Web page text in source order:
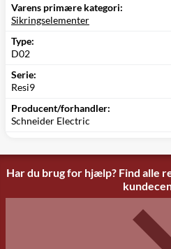
Varens primære kategori:
Sikringselementer
Type:
D02
Serie:
Resi9
Producent/forhandler:
Schneider Electric
Har du brug for hjælp? Find alle